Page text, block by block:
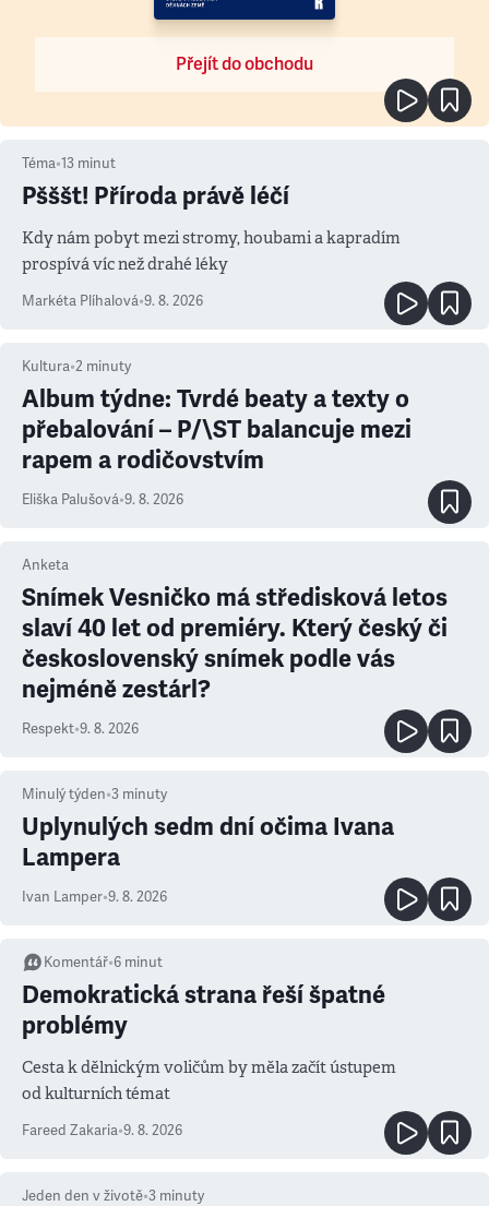
Přejít do obchodu
Téma•13 minut
Pšššt! Příroda právě léčí
Kdy nám pobyt mezi stromy, houbami a kapradím
prospívá víc než drahé léky
Markéta Plíhalová•9. 8. 2026
Kultura•2 minuty
Album týdne: Tvrdé beaty a texty o
přebalování – P/\ST balancuje mezi
rapem a rodičovstvím
Eliška Palušová•9. 8. 2026
Anketa
Snímek Vesničko má středisková letos
slaví 40 let od premiéry. Který český či
československý snímek podle vás
nejméně zestárl?
Respekt•9. 8. 2026
Minulý týden•3 minuty
Uplynulých sedm dní očima Ivana
Lampera
Ivan Lamper•9. 8. 2026
Komentář•6 minut
Demokratická strana řeší špatné
problémy
Cesta k dělnickým voličům by měla začít ústupem
od kulturních témat
Fareed Zakaria•9. 8. 2026
Jeden den v životě•3 minuty